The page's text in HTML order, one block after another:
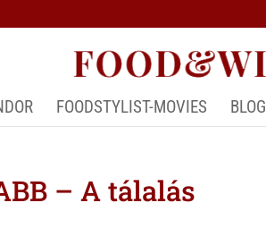
FOODSTYLIST-MOVIES BLOG
– A tálalás